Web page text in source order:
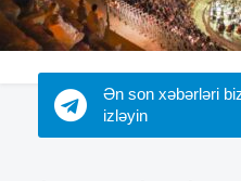
Ən son xəbərləri
izləyin